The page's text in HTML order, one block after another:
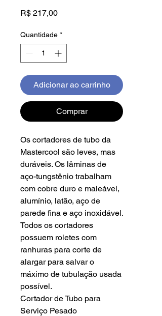
R$ 217,00Preço
Quantidade *
Adicionar ao carrinho
Comprar
Os cortadores de tubo da
Mastercool são leves, mas
duráveis. Os lâminas de
aço-tungstênio trabalham
com cobre duro e maleável,
alumínio, latão, aço de
parede fina e aço inoxidável.
Todos os cortadores
possuem roletes com
ranhuras para corte de
alargar para salvar o
máximo de tubulação usada
possível.
Cortador de Tubo para
Serviço Pesado